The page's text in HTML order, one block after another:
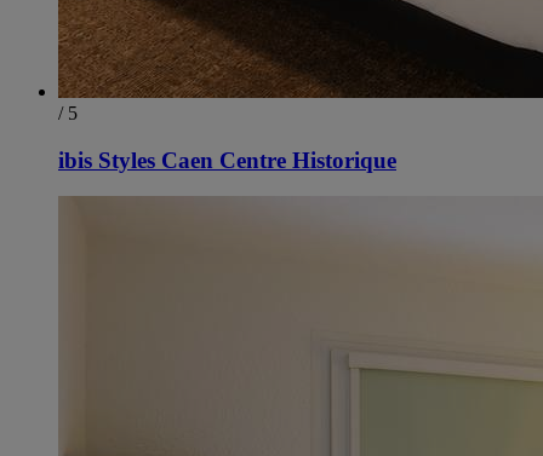
/ 5
ibis Styles Caen Centre Historique